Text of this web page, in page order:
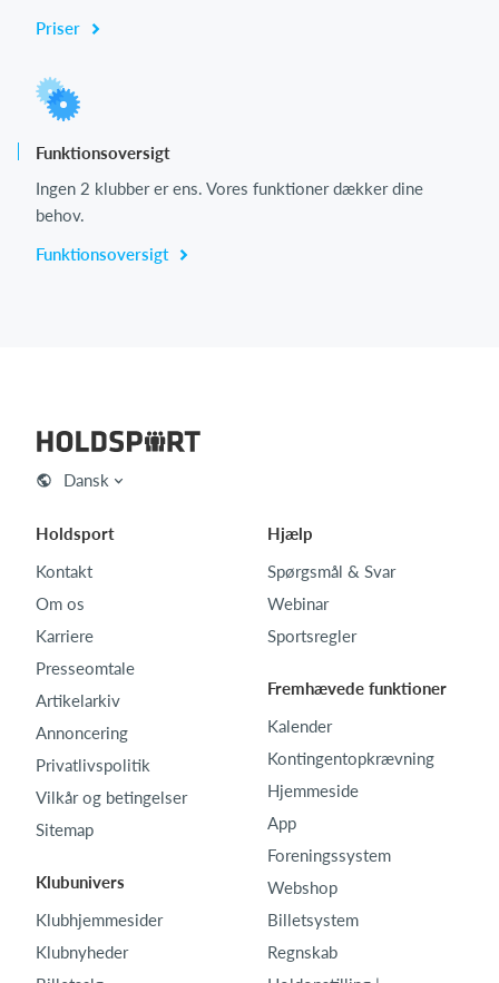
Priser
Funktionsoversigt
Ingen 2 klubber er ens. Vores funktioner dækker dine
behov.
Funktionsoversigt
Dansk
Holdsport
Kontakt
Om os
Karriere
Presseomtale
Artikelarkiv
Annoncering
Privatlivspolitik
Vilkår og betingelser
Sitemap
Klubunivers
Klubhjemmesider
Klubnyheder
Hjælp
Spørgsmål & Svar
Webinar
Sportsregler
Fremhævede funktioner
Kalender
Kontingentopkrævning
Hjemmeside
App
Foreningssystem
Webshop
Billetsystem
Regnskab